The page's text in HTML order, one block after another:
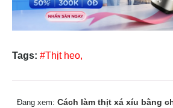
Tags: #Thịt heo,
Đang xem: Cách làm thịt xá xíu bằng chảo